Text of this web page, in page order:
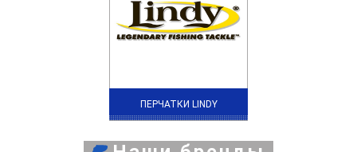
ПЕРЧАТКИ LINDY